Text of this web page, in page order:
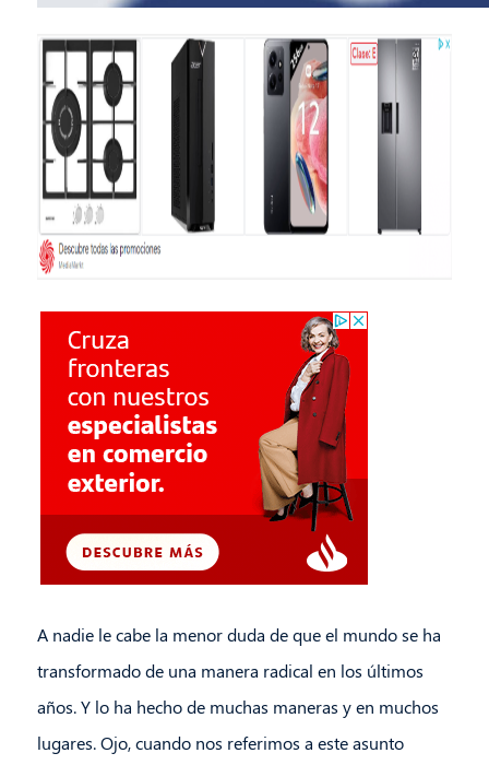
A nadie le cabe la menor duda de que el mundo se ha
transformado de una manera radical en los últimos
años. Y lo ha hecho de muchas maneras y en muchos
lugares. Ojo, cuando nos referimos a este asunto